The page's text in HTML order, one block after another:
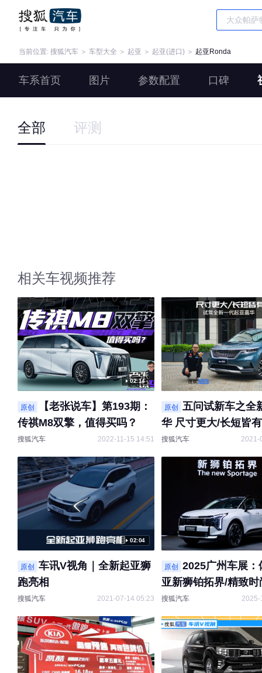
当前位置: 搜狐汽车 ＞ 车型大全 ＞ 起亚 ＞ 起亚(进口) ＞ 起亚Ronda
车系首页 图片 参数配置 口碑
全部 评测
相关车视频推荐
02:14
原创
【老张说车】第193期：
传祺M8双擎，值得买吗？
搜狐汽车 2022-11-15 14:51
原创
五问试新车之全
华 尺寸更大/长短皆有
搜狐汽车 2021-
02:04
原创
车讯V视角｜全新起亚狮
跑亮相
搜狐汽车 2021-07-14 05:23
原创
2025广州车展：
亚新狮铂拓界/精致时
相承
搜狐汽车 2025-